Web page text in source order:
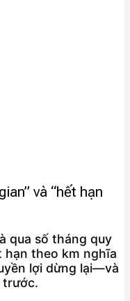
và “hết hạn
qua số tháng quy
hạn theo km nghĩa
lợi dừng lại—và
trước.